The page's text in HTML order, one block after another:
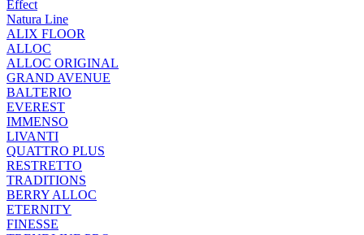
Effect
Natura Line
ALIX FLOOR
ALLOC
ALLOC ORIGINAL
GRAND AVENUE
BALTERIO
EVEREST
IMMENSO
LIVANTI
QUATTRO PLUS
RESTRETTO
TRADITIONS
BERRY ALLOC
ETERNITY
FINESSE